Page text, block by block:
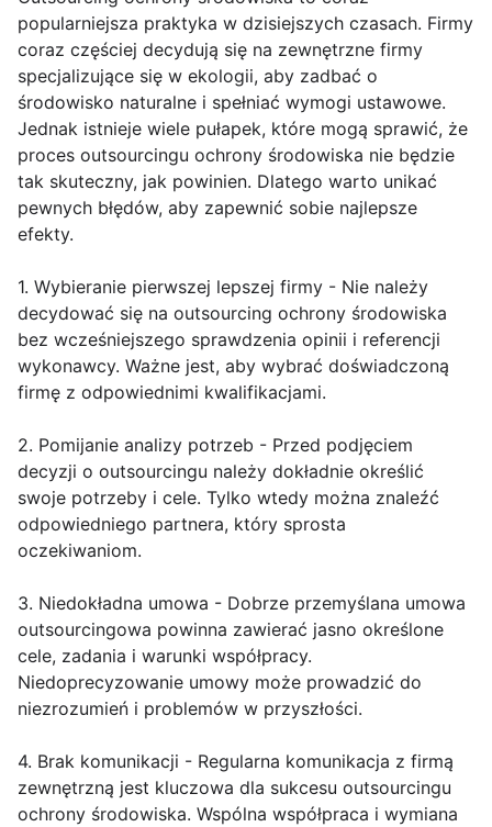
popularniejsza praktyka w dzisiejszych czasach. Firmy
coraz częściej decydują się na zewnętrzne firmy
specjalizujące się w ekologii, aby zadbać o
środowisko naturalne i spełniać wymogi ustawowe.
Jednak istnieje wiele pułapek, które mogą sprawić, że
proces outsourcingu ochrony środowiska nie będzie
tak skuteczny, jak powinien. Dlatego warto unikać
pewnych błędów, aby zapewnić sobie najlepsze
efekty.
1. Wybieranie pierwszej lepszej firmy - Nie należy
decydować się na outsourcing ochrony środowiska
bez wcześniejszego sprawdzenia opinii i referencji
wykonawcy. Ważne jest, aby wybrać doświadczoną
firmę z odpowiednimi kwalifikacjami.
2. Pomijanie analizy potrzeb - Przed podjęciem
decyzji o outsourcingu należy dokładnie określić
swoje potrzeby i cele. Tylko wtedy można znaleźć
odpowiedniego partnera, który sprosta
oczekiwaniom.
3. Niedokładna umowa - Dobrze przemyślana umowa
outsourcingowa powinna zawierać jasno określone
cele, zadania i warunki współpracy.
Niedoprecyzowanie umowy może prowadzić do
niezrozumień i problemów w przyszłości.
4. Brak komunikacji - Regularna komunikacja z firmą
zewnętrzną jest kluczowa dla sukcesu outsourcingu
ochrony środowiska. Wspólna współpraca i wymiana